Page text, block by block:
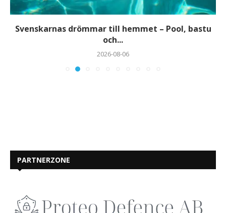
Svenskarnas drömmar till hemmet – Pool, bastu
och...
2026-08-06
PARTNERZONE